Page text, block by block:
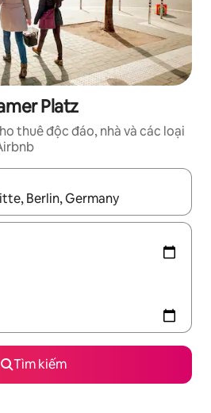
Platz
thuê độc đáo, nhà và các loại
hướng bằng phím mũi tên lên và
Tìm kiếm